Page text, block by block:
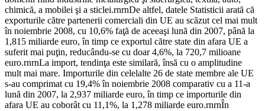
chimică, a mobilei şi a sticlei.rnrnDe altfel, datele Statisticii arată că
exporturile către partenerii comerciali din UE au scăzut cel mai mult
în noiembrie 2008, cu 10,6% faţă de aceeaşi lună din 2007, până la
1,815 miliarde euro, în timp ce exportul către state din afara UE a
suferit mai puţin, reducându-se cu doar 4,6%, la 720,7 milioane
euro.rnrnLa import, tendinţa este similară, însă cu o amplitudine
mult mai mare. Importurile din celelalte 26 de state membre ale UE
s-au comprimat cu 19,4% în noiembrie 2008 comparativ cu a 11-a
lună din 2007, la 2,937 miliarde euro, în timp ce importurile din
afara UE au coborât cu 11,1%, la 1,278 miliarde euro.rnrnÎn